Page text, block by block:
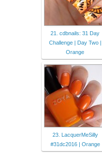
21. cdbnails: 31 Day
Challenge | Day Two |
Orange
23. LacquerMeSilly
#31dc2016 | Orange